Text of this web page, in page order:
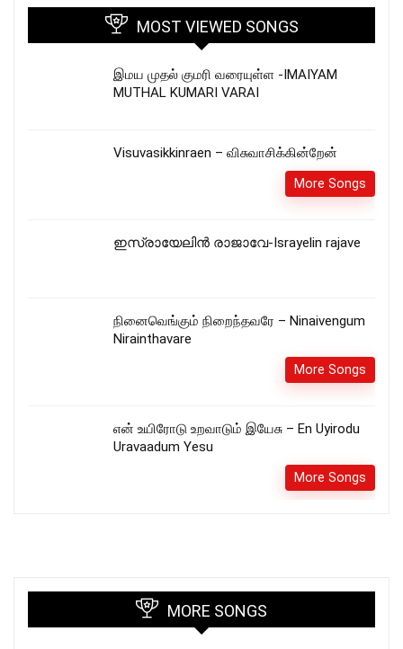
MOST VIEWED SONGS
இமய முதல் குமரி வரையுள்ள -IMAIYAM
MUTHAL KUMARI VARAI
Visuvasikkinraen – விசுவாசிக்கின்றேன்
More Songs
ഇസ്രായേലിൻ രാജാവേ-Israyelin rajave
நினைவெங்கும் நிறைந்தவரே – Ninaivengum
Nirainthavare
More Songs
என் உயிரோடு உறவாடும் இயேசு – En Uyirodu
Uravaadum Yesu
More Songs
MORE SONGS